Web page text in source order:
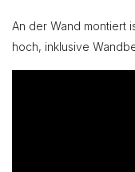
An der Wand montiert
hoch, inklusive